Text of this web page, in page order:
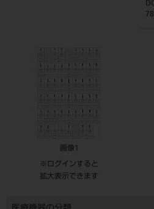
画像1
※ログインすると
拡大表示できます